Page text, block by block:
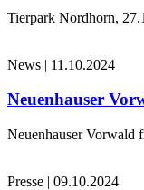
Tierpark Nordhorn,
News | 11.10.2024
Neuenhauser
Neuenhauser Vorwald
Presse | 09.10.2024